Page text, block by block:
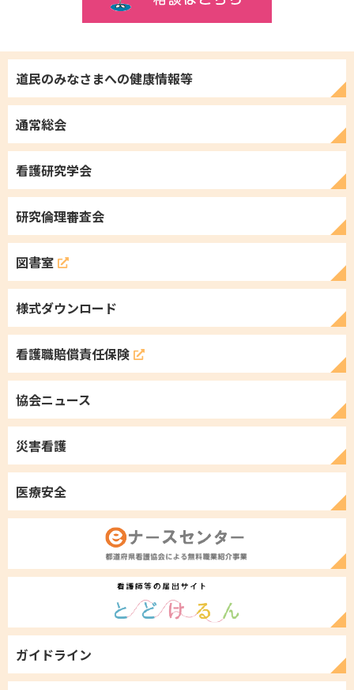
道民のみなさまへの健康情報等
通常総会
看護研究学会
研究倫理審査会
図書室
様式ダウンロード
看護職賠償責任保険
協会ニュース
災害看護
医療安全
ガイドライン